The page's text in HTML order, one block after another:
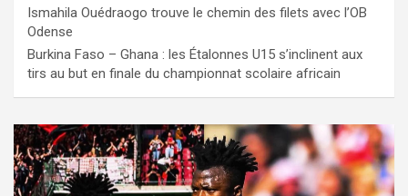
Ismahila Ouédraogo trouve le chemin des filets avec l’OB
Odense
Burkina Faso – Ghana : les Étalonnes U15 s’inclinent aux
tirs au but en finale du championnat scolaire africain